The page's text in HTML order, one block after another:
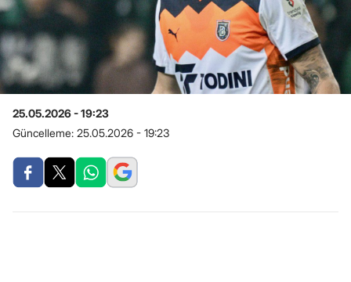
25.05.2026 - 19:23
Güncelleme: 25.05.2026 - 19:23